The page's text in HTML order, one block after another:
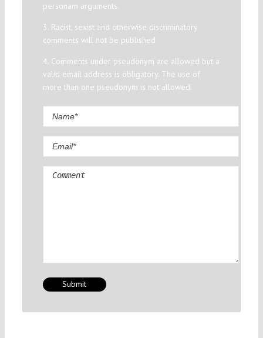
personam arguments.
3. Racist, sexist and otherwise discriminatory
comments will not be published.
4. Comments under pseudonym are allowed but a
valid email address is obligatory. The use of
more than one pseudonym is not allowed.
Comment